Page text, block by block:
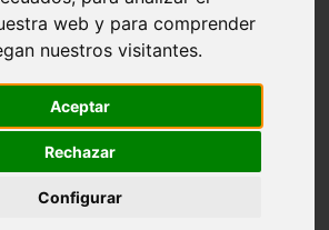
web y para comprender
nuestros visitantes.
Aceptar
Rechazar
Configurar